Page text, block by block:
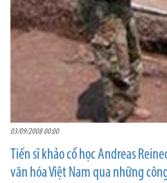
03/09/2008 00:00
Tiến sĩ khảo cổ học Andreas
văn hóa Việt Nam qua những